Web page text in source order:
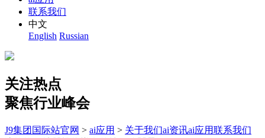
联系我们
中文
English Russian
关注热点
聚焦行业峰会
J9集团国际站官网 > ai应用 > 关于我们ai资讯ai应用联系我们